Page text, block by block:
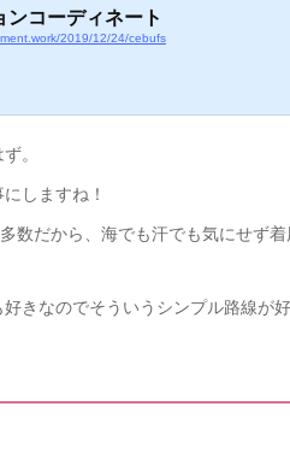
ンコーディネート
2019/12/24/cebufs
。
しますね！
数だから、海でも汗でも気にせず
きなのでそういうシンプル路線が